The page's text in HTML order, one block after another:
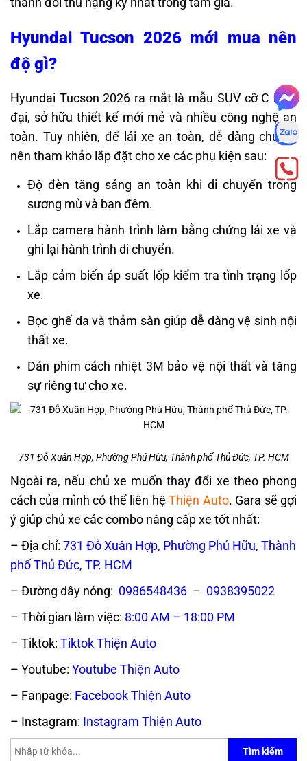
Hyundai Tucson 2026 mới mua nên
độ gì?
Hyundai Tucson 2026 ra mắt là mẫu SUV cỡ C hiện
đại, sở hữu thiết kế mới mẻ và nhiều công nghệ an
toàn. Tuy nhiên, để lái xe an toàn, dễ dàng chủ xe
nên tham khảo lắp đặt cho xe các phụ kiện sau:
Độ đèn tăng sáng an toàn khi di chuyển trong
sương mù và ban đêm.
Lắp camera hành trình làm bằng chứng lái xe và
ghi lại hành trình di chuyển.
Lắp cảm biến áp suất lốp kiểm tra tình trạng lốp
xe.
Bọc ghế da và thảm sàn giúp dễ dàng vệ sinh nội
thất xe.
Dán phim cách nhiệt 3M bảo vệ nội thất và tăng
sự riêng tư cho xe.
731 Đỗ Xuân Hợp, Phường Phú Hữu, Thành phố Thủ Đức, TP. HCM
Ngoài ra, nếu chủ xe muốn thay đổi xe theo phong
cách của mình có thể liên hệThiện Auto. Gara sẽ gợi
ý giúp chủ xe các combo nâng cấp xe tốt nhất:
– Địa chỉ: 731 Đỗ Xuân Hợp, Phường Phú Hữu, Thành
phố Thủ Đức, TP. HCM
– Đường dây nóng: 0986548436 – 0938395022
– Thời gian làm việc: 8:00 AM – 18:00 PM
– Tiktok: Tiktok Thiện Auto
– Youtube: Youtube Thiện Auto
– Fanpage: Facebook Thiện Auto
– Instagram: Instagram Thiện Auto
Tìm kiếm